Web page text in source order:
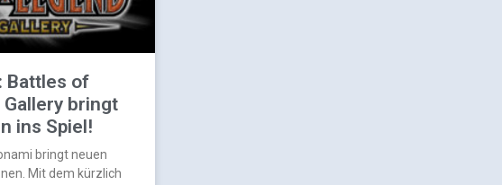
Battles of
bringt
ins Spiel!
bringt neuen
Mit dem kürzlich